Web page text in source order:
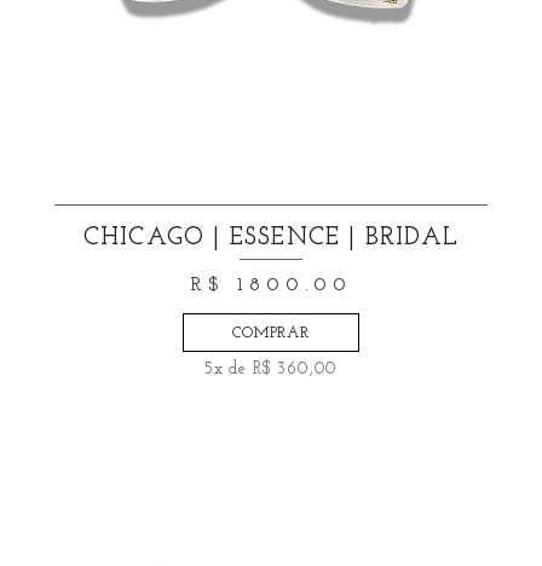
CHICAGO | ESSENCE | BRIDAL
R$ 1800.00
COMPRAR
5x de R$ 360,00